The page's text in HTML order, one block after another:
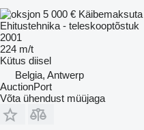
5 000 € Käibemaksuta
Ehitustehnika - teleskooptõstuk
2001
224 m/t
Kütus diisel
Belgia, Antwerp
AuctionPort
Võta ühendust müüjaga